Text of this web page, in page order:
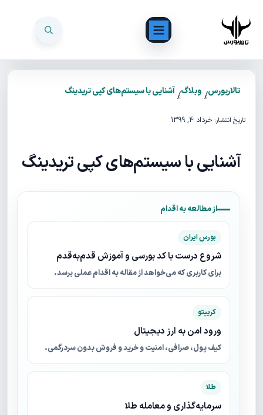
تالاربورس/ وبلاگ/آشنایی با سیستم‌های کپی تریدینگ
تاریخ انتشار: خرداد 4, 1399
آشنایی با سیستم‌های کپی تریدینگ
از مطالعه به اقدام
بورس ایران
شروع درست با کد بورسی و آموزش قدم‌به‌قدم
برای کاربری که می‌خواهد از مقاله به اقدام عملی برسد.
کریپتو
ورود امن به ارز دیجیتال
کیف پول، صرافی، امنیت و خرید و فروش بدون سردرگمی.
طلا
سرمایه‌گذاری و معامله طلا